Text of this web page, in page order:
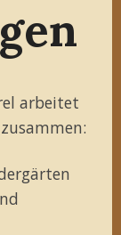
arbeitet